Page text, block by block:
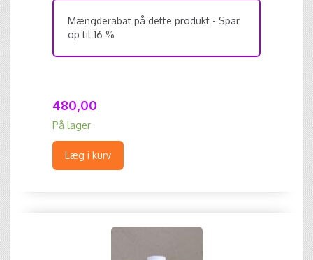
Mængderabat på dette produkt - Spar
op til 16 %
480,00
På lager
Læg i kurv